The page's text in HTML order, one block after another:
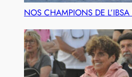
NOS CHAMPIONS DE